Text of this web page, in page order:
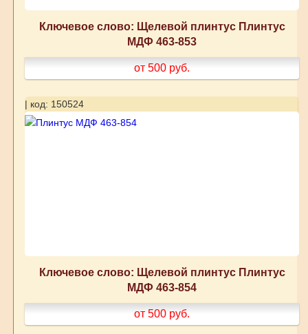
Ключевое слово: Щелевой плинтус Плинтус
МДФ 463-853
от 500 руб.
| код: 150524
Ключевое слово: Щелевой плинтус Плинтус
МДФ 463-854
от 500 руб.